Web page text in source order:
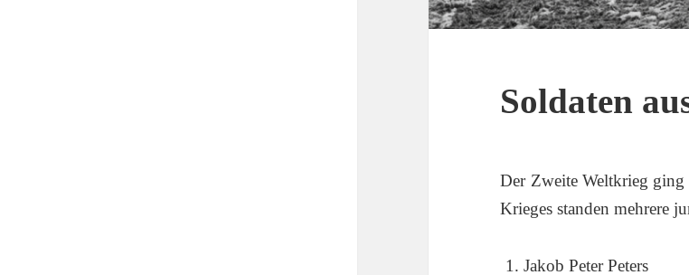
Soldaten
Der Zweite Weltkrieg ging
Krieges standen mehrere
Jakob Peter Peters